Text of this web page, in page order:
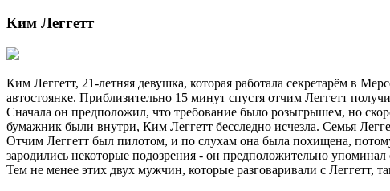
Ким Леггетт
Ким Леггетт, 21-летняя девушка, которая работала секретарём в
автостоянке. Приблизительно 15 минут спустя отчим Леггетт
Сначала он предположил, что требование было розыгрышем, но
бумажник были внутри, Ким Леггетт бесследно исчезла. Семья
Отчим Леггетт был пилотом, и по слухам она была похищена,
зародились некоторые подозрения - он предположительно
Тем не менее этих двух мужчин, которые разговаривали с Леггетт,